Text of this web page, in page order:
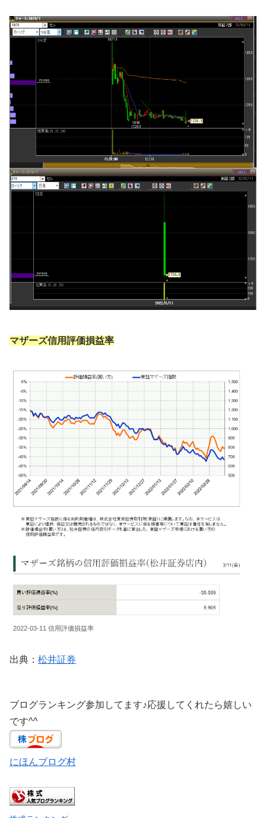
マザーズ信用評価損益率
2022-03-11 信用評価損益率
出典： 松井証券
ブログランキング参加してます♪応援してくれたら嬉しい
です^^
にほんブログ村